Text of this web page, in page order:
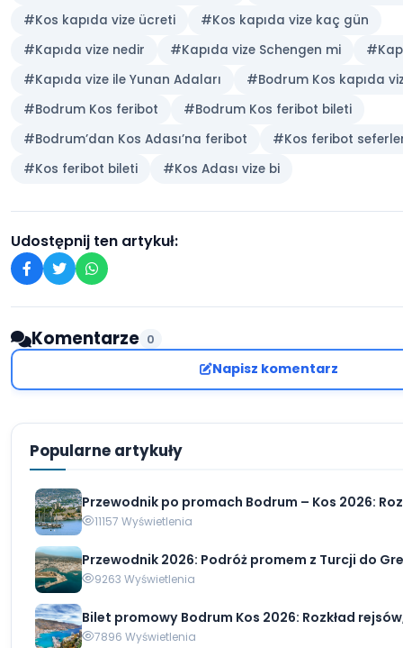
#Kos kapıda vize ücreti
#Kos kapıda vize kaç gün
#Kapıda vize nedir
#Kapıda vize Schengen mi
#Kapıda vize ile Yunan Adaları
#Bodrum Kos kapıda
#Bodrum Kos feribot
#Bodrum Kos feribot bileti
#Bodrum’dan Kos Adası’na feribot
#Kos feribot
#Kos feribot bileti
#Kos Adası vize bi
Udostępnij ten artykuł:
Komentarze 0
Napisz komentarz
Popularne artykuły
Przewodnik po promach Bodrum – Kos 2026:
11157 Wyświetlenia
Przewodnik 2026: Podróż promem z Turcji do
9263 Wyświetlenia
Bilet promowy Bodrum Kos 2026: Rozkład
7896 Wyświetlenia